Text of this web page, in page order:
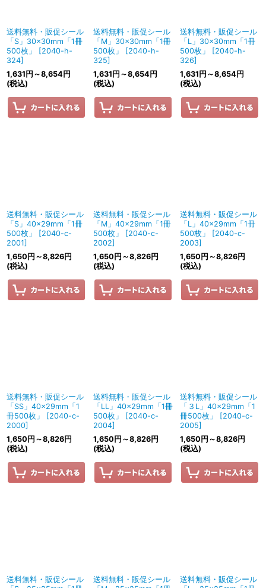
送料無料・販促シール
「S」30×30mm「1冊
500枚」
[2040-h-
324]
1,631 円 ～8,654 円
(税込)
送料無料・販促シール
「M」30×30mm「1冊
500枚」
[2040-h-
325]
1,631 円 ～8,654 円
(税込)
送料無料・販促シール
「L」30×30mm「1冊
500枚」
[2040-h-
326]
1,631 円 ～8,654 円
(税込)
送料無料・販促シール
「S」40×29mm「1冊
500枚」
[2040-c-
2001]
1,650 円 ～8,826円
(税込)
送料無料・販促シール
「M」40×29mm「1冊
500枚」
[2040-c-
2002]
1,650 円 ～8,826円
(税込)
送料無料・販促シール
「L」40×29mm「1冊
500枚」
[2040-c-
2003]
1,650 円 ～8,826円
(税込)
送料無料・販促シール
「SS」40×29mm「1
冊500枚」
[2040-c-
2000]
1,650 円 ～8,826円
(税込)
送料無料・販促シール
「LL」40×29mm「1冊
500枚」
[2040-c-
2004]
1,650 円 ～8,826円
(税込)
送料無料・販促シール
「３L」40×29mm「1
冊500枚」
[2040-c-
2005]
1,650 円 ～8,826円
(税込)
送料無料・販促シール
送料無料・販促シール
送料無料・販促シール